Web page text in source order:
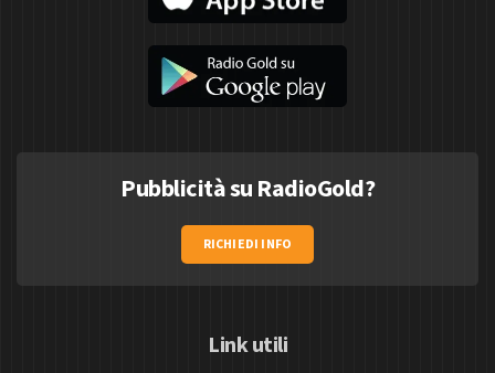
Pubblicità su RadioGold?
RICHIEDI INFO
Link utili